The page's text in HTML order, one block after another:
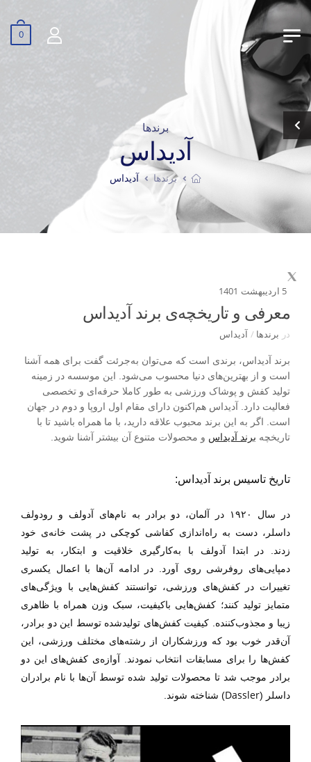
0
برندها
آدیداس
برندها آدیداس
5 اردیبهشت 1401
معرفی و تاریخچه‌ی برند آدیداس
در برندها / آدیداس
برند آدیداس، برندی است که می‌توان به‌جرئت گفت برای همه آشنا
است و از بهترین‌های دنیا محسوب می‌شود. این موسسه در زمینه
تولید کفش و پوشاک ورزشی به طور کاملا حرفه‌ای و تخصصی
فعالیت دارد. آدیداس هم‌اکنون دارای مقام اول اروپا و دوم در جهان
است. اگر به این برند محبوب علاقه دارید، با ما همراه باشید تا با
تاریخچه برند آدیداس و محصولات متنوع آن بیشتر آشنا شوید.
تاریخ تاسیس برند آدیداس:
در سال ۱۹۲۰ در آلمان، دو برادر به نام‌های آدولف و رودولف
داسلر، دست به راه‌اندازی کفاشی کوچکی در پشت خانه‌ی خود
زدند. در ابتدا آدولف با به‌کارگیری خلاقیت و ابتکار، به تولید
دمپایی‌های روفرشی روی آورد. در ادامه آن‌ها با اعمال یکسری
تغییرات در کفش‌های ورزشی، توانستند کفش‌هایی با ویژگی‌های
متمایز تولید کنند؛ کفش‌هایی با‌کیفیت، سبک ‌وزن همراه با ظاهری
زیبا و مجذوب‌کننده. کیفیت کفش‌های تولید‌شده توسط این دو برادر،
آن‌قدر خوب بود که ورزشکاران از رشته‌های مختلف ورزشی، این
کفش‌ها را برای مسابقات انتخاب نمودند. آوازه‌ی کفش‌های این دو
برادر موجب شد تا محصولات تولید‌ شده توسط آن‌ها با نام برادران
داسلر (Dassler) شناخته شوند.